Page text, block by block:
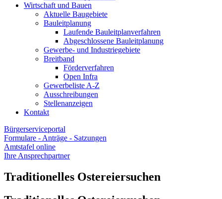
Wirtschaft und Bauen
Aktuelle Baugebiete
Bauleitplanung
Laufende Bauleitplanverfahren
Abgeschlossene Bauleitplanung
Gewerbe- und Industriegebiete
Breitband
Förderverfahren
Open Infra
Gewerbeliste A-Z
Ausschreibungen
Stellenanzeigen
Kontakt
Bürgerserviceportal
Formulare - Anträge - Satzungen
Amtstafel online
Ihre Ansprechpartner
Traditionelles Ostereiersuchen